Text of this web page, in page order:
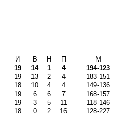
И В Н П М
19 14 1 4 194-123
19 13 2 4 183-151
18 10 4 4 149-136
19 6 6 7 168-157
19 3 5 11 118-146
18 0 2 16 128-227